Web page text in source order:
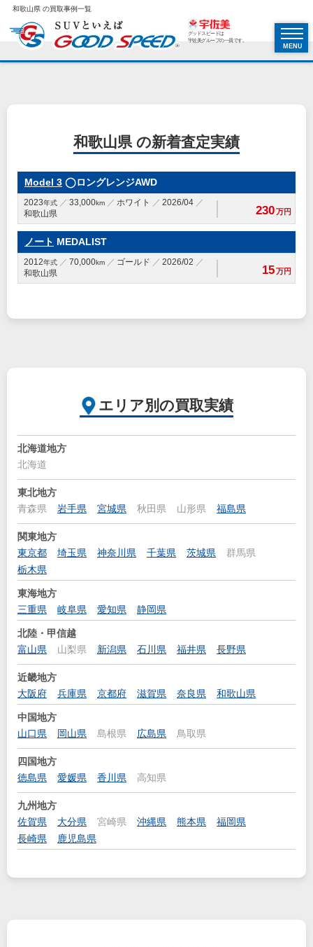
和歌山県 の買取事例一覧
グッドスピードは
宇佐美グループの一員です。
MENU
和歌山県 の新着査定実績
Model 3 ◯ロングレンジAWD
2023年式 33,000km ホワイト
2026/04
和歌山県
230万円
ノート MEDALIST
2012年式 70,000km ゴールド
2026/02
和歌山県
15万円
エリア別の買取実績
北海道地方
北海道
東北地方
青森県
岩手県 宮城県 秋田県 山形県 福島県
関東地方
東京都
埼玉県 神奈川県 千葉県 茨城県
群馬県
栃木県
東海地方
三重県
岐阜県 愛知県 静岡県
北陸・甲信越
富山県
山梨県 新潟県 石川県 福井県 長野県
近畿地方
大阪府
兵庫県 京都府 滋賀県 奈良県 和歌山県
中国地方
山口県
岡山県 島根県 広島県 鳥取県
四国地方
徳島県
愛媛県 香川県 高知県
九州地方
佐賀県
大分県 宮崎県 沖縄県 熊本県
福岡県
長崎県
鹿児島県